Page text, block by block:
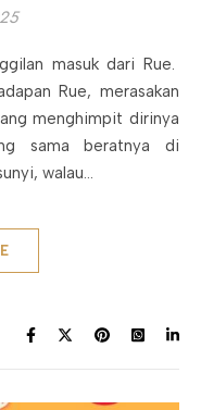
Rue, merasakan
menghimpit dirinya
sama beratnya di
walau…